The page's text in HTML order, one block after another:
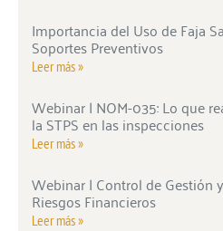
Importancia del Uso de Faja
Soportes Preventivos
Leer más »
Webinar | NOM-035: Lo que
la STPS en las inspecciones
Leer más »
Webinar | Control de Gestión
Riesgos Financieros
Leer más »